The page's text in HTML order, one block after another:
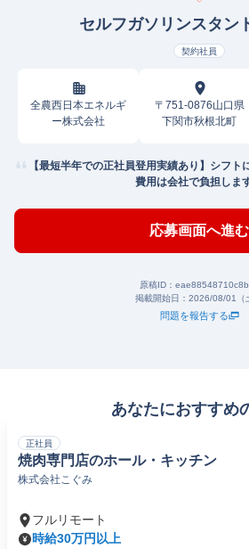
セルフガソリンスタン
契約社員
全農西日本エネルギ
ー株式会社
〒751-0876山口県
下関市秋根北町
【最短半年での正社員登用実績あり】シフ
費用は会社で負担しま
応募画面へ進む
原稿ID：
掲載開始日： 2026/08/01（
問題を報告する
あなたにおすすめ
正社員
焼肉専門店のホール・キッチン
株式会社こぐみ
フルリモート
時給30万円以上